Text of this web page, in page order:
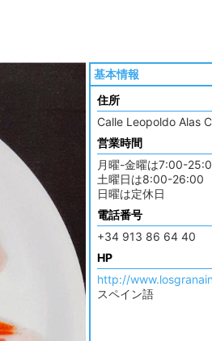
基本情報
住所
Calle Leopoldo Alas
営業時間
月曜-金曜は7:00-
土曜日は8:00-26:00
日曜は定休日
電話番号
+34 913 86 64 40
HP
http://
スペイン語